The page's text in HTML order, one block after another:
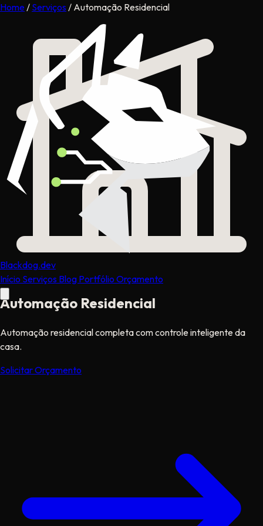
Blackdog.dev
Início Serviços Blog Portfólio Orçamento
Home/ Serviços / Automação Residencial
Automação Residencial
Automação residencial completa com controle inteligente da
casa.
Solicitar Orçamento